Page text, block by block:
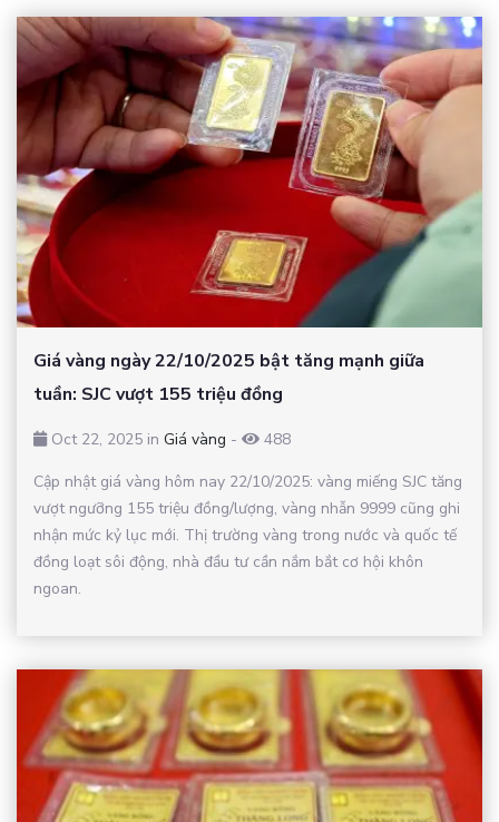
Giá vàng ngày 22/10/2025 bật tăng mạnh giữa
tuần: SJC vượt 155 triệu đồng
Oct 22, 2025 in Giá vàng -
488
Cập nhật giá vàng hôm nay 22/10/2025: vàng miếng SJC tăng
vượt ngưỡng 155 triệu đồng/lượng, vàng nhẫn 9999 cũng ghi
nhận mức kỷ lục mới. Thị trường vàng trong nước và quốc tế
đồng loạt sôi động, nhà đầu tư cần nắm bắt cơ hội khôn
ngoan.